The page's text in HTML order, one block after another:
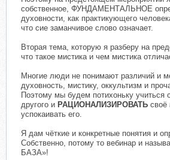
собственное, ФУНДАМЕНТАЛЬНОЕ
духовности, как практикующего
что сие заманчивое слово означает.
Вторая тема, которую я разберу на
что такое мистика и чем мистика
Многие люди не понимают различий и
духовность, мистику, оккультизм и
Поэтому мы будем потихоньку учиться
другого и РАЦИОНАЛИЗИРОВАТЬ
успокаивать его.
Я дам чёткие и конкретные понятия и
Собственно, потому то вебинар и
БАЗА»!